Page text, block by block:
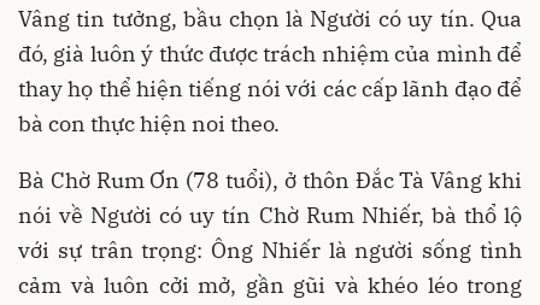
Vâng tin tưởng, bầu chọn là Người có uy tín. Qua
đó, già luôn ý thức được trách nhiệm của mình để
thay họ thể hiện tiếng nói với các cấp lãnh đạo để
bà con thực hiện noi theo.
Bà Chờ Rum Ơn (78 tuổi), ở thôn Đắc Tà Vâng khi
nói về Người có uy tín Chờ Rum Nhiếr, bà thổ lộ
với sự trân trọng: Ông Nhiếr là người sống tình
cảm và luôn cởi mở, gần gũi và khéo léo trong